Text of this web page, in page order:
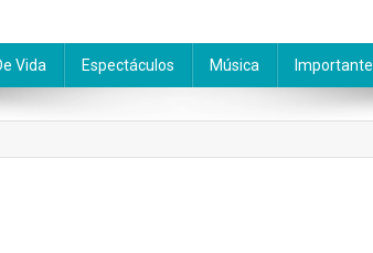
Vida Espectáculos Música Importante